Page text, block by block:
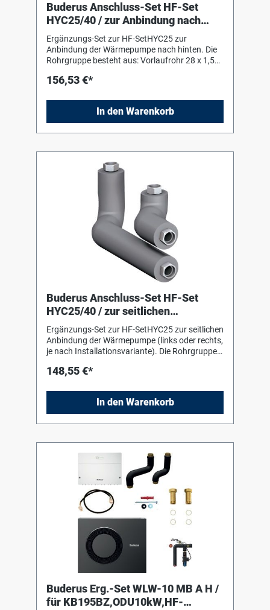
Buderus Anschluss-Set HF-Set
HYC25/40 / zur Anbindung nach
hinten
Ergänzungs-Set zur HF-SetHYC25 zur
Anbindung der Wärmepumpe nach hinten. Die
Rohrgruppe besteht aus: Vorlaufrohr 28 x 1,5
Instalationsendkappen 25/28 4x
156,53 €*
In den Warenkorb
Buderus Anschluss-Set HF-Set
HYC25/40 / zur seitlichen
Anbindung links/ rechts
Ergänzungs-Set zur HF-SetHYC25 zur seitlichen
Anbindung der Wärmepumpe (links oder rechts,
je nach Installationsvariante). Die Rohrgruppe
28 x 1,5 Dichtungen 4x Instalationsendkappen
148,55 €*
In den Warenkorb
Buderus Erg.-Set WLW-10 MB A H /
für KB195BZ,ODU10kW,HF-